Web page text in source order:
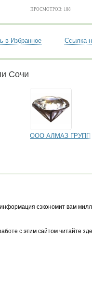
ПРОСМОТРОВ: 188
в Избранное Ссылка
Сочи
ООО АЛМАЗ ГРУПП
сэкономит вам
с этим сайтом читайте